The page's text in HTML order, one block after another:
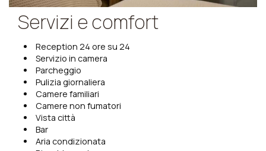
Servizi e comfort
Reception 24 ore su 24
Servizio in camera
Parcheggio
Pulizia giornaliera
Camere familiari
Camere non fumatori
Vista città
Bar
Aria condizionata